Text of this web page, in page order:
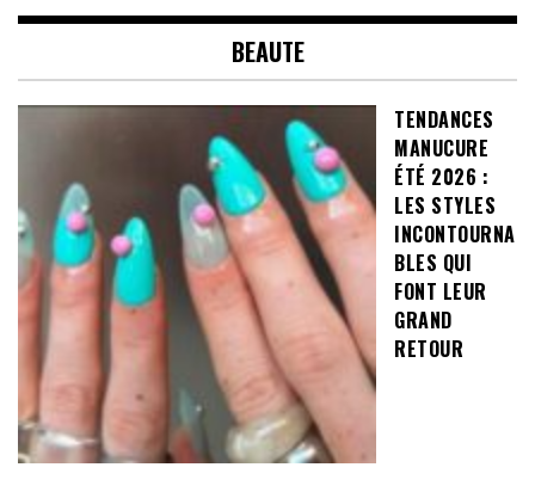
BEAUTE
TENDANCES
MANUCURE
ÉTÉ 2026 :
LES STYLES
INCONTOURNA
BLES QUI
FONT LEUR
GRAND
RETOUR